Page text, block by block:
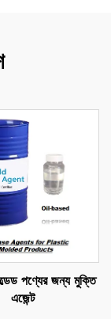
পণ্যের জন্য মুক্তি
এজেন্ট